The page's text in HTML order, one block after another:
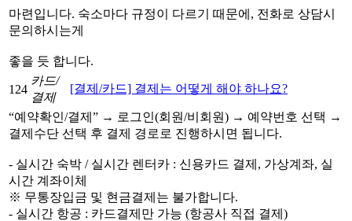
마련입니다. 숙소마다 규정이 다르기 때문에, 전화로 상담시
문의하시는게
좋을 듯 합니다.
124
카드/
결제
[결제/카드] 결제는 어떻게 해야 하나요?
“예약확인/결제” → 로그인(회원/비회원) → 예약번호 선택 →
결제수단 선택 후 결제 경로로 진행하시면 됩니다.
- 실시간 숙박 / 실시간 렌터카 : 신용카드 결제, 가상계좌, 실
시간 계좌이체
※ 무통장입금 및 현금결제는 불가합니다.
- 실시간 항공 : 카드결제만 가능 (항공사 직접 결제)